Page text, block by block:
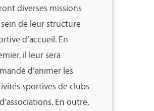
diverses missions
de leur structure
d’accueil. En
il leur sera
d’animer les
sportives de clubs
En outre,